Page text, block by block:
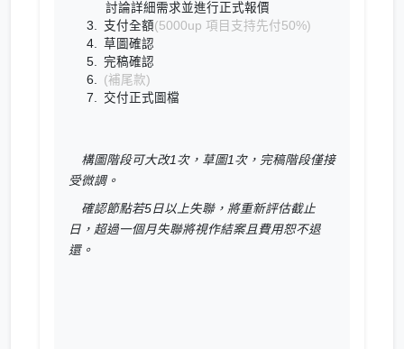
討論詳細需求並進行正式報價
支付全額(5000up 項目支持先付50%)
草圖確認
完稿確認
(補尾款)
交付正式圖檔
構圖階段可大改1次，草圖1次，完稿階段僅接
受微調。
確認節點若5日以上失聯，將重新評估截止
日，超過一個月失聯將視作結案且費用恕不退
還。